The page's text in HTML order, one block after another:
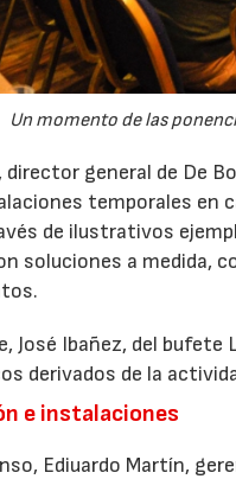
Un momento de las
director general de De
temporales en
de ilustrativos
soluciones a medida,
José Ibañez, del
derivados de la
e instalaciones
Ediuardo Martín,